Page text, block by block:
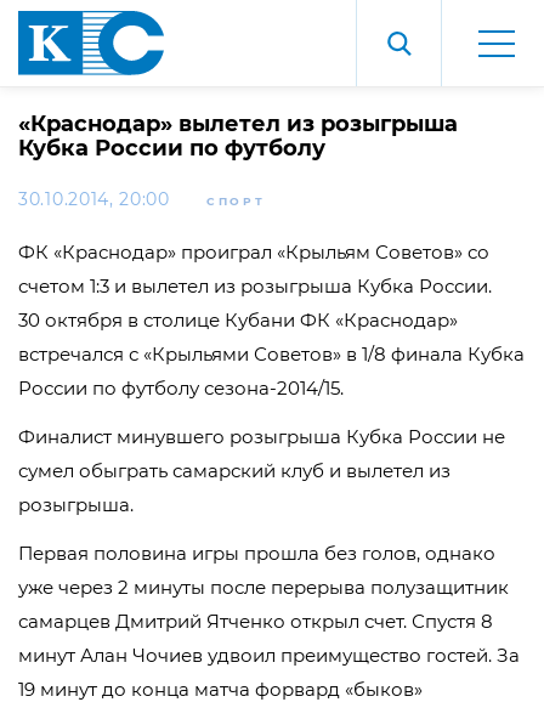
«Краснодар» вылетел из розыгрыша
Кубка России по футболу
30.10.2014, 20:00 СПОРТ
ФК «Краснодар» проиграл «Крыльям Советов» со
счетом 1:3 и вылетел из розыгрыша Кубка России.
30 октября в столице Кубани ФК «Краснодар»
встречался с «Крыльями Советов» в 1/8 финала Кубка
России по футболу сезона-2014/15.
Финалист минувшего розыгрыша Кубка России не
сумел обыграть самарский клуб и вылетел из
розыгрыша.
Первая половина игры прошла без голов, однако
уже через 2 минуты после перерыва полузащитник
самарцев Дмитрий Ятченко открыл счет. Спустя 8
минут Алан Чочиев удвоил преимущество гостей. За
19 минут до конца матча форвард «быков»